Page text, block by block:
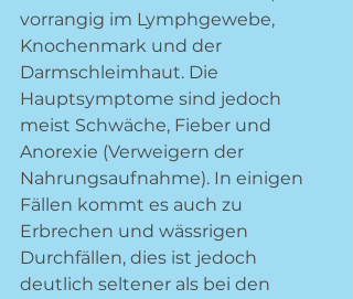
vorrangig im Lymphgewebe,
Knochenmark und der
Darmschleimhaut. Die
Hauptsymptome sind jedoch
meist Schwäche, Fieber und
Anorexie (Verweigern der
Nahrungsaufnahme). In einigen
Fällen kommt es auch zu
Erbrechen und wässrigen
Durchfällen, dies ist jedoch
deutlich seltener als bei den